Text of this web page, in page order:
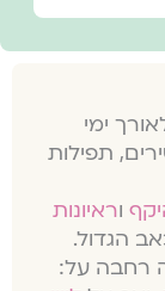
ימי
תפילות
וראיונות
הגדול.
רחבה על: